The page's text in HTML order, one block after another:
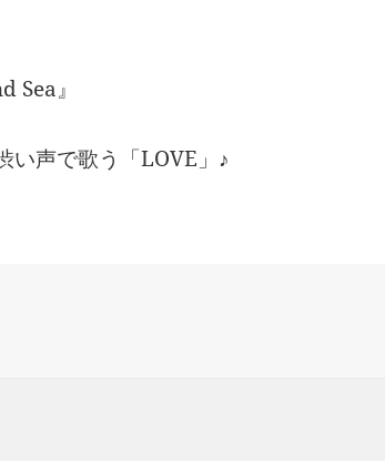
Sea』
い声で歌う「LOVE」♪